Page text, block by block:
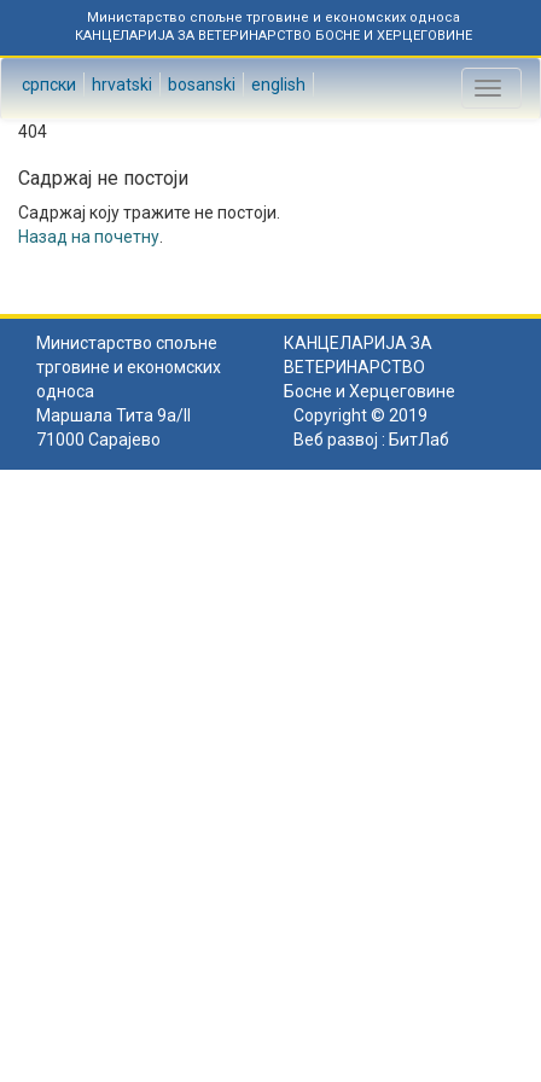
Министарство спољне трговине и економских односа
КАНЦЕЛАРИЈА ЗА ВЕТЕРИНАРСТВО БОСНЕ И ХЕРЦЕГОВИНЕ
српски hrvatski bosanski english
Toggle
404
Садржај не постоји
Садржај коју тражите не постоји.
Назад на почетну
Министарство спољне
трговине и економских
односа
КАНЦЕЛАРИЈА ЗА
ВЕТЕРИНАРСТВО
Босне и Херцеговине
Маршала Тита 9а/II
71000 Сарајево
Copyright © 2019
Веб развој : БитЛаб